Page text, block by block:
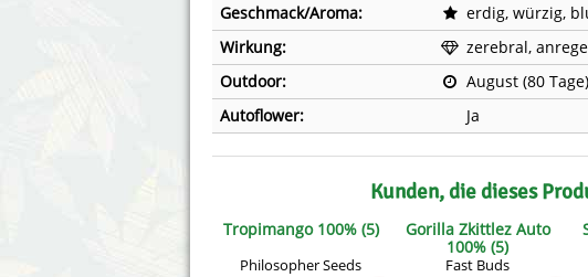
Geschmack/Aroma:
erdig, würzig,
Wirkung:
zerebral,
Outdoor:
August (80 Tage)
Autoflower:
Ja
Kunden, die dieses
Tropimango 100% (5)
Philosopher Seeds
Gorilla Zkittlez Auto
100% (5)
Fast Buds